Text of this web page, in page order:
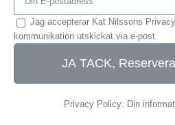
Jag accepterar Kat Nilssons
kommunikation utskickat via e-post
JA TACK,
Privacy Policy: Din